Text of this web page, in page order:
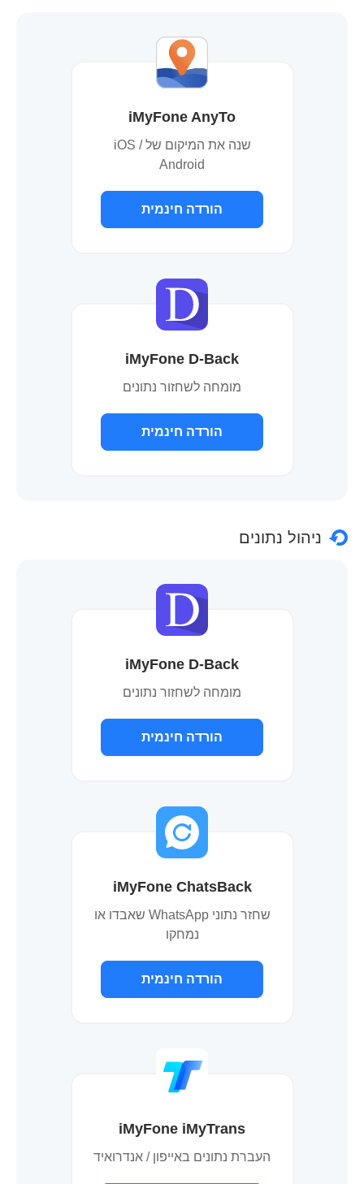
iMyFone AnyTo
שנה את המיקום של iOS /
Android
הורדה חינמית
iMyFone D-Back
מומחה לשחזור נתונים
הורדה חינמית
ניהול נתונים
iMyFone D-Back
מומחה לשחזור נתונים
הורדה חינמית
iMyFone ChatsBack
שחזר נתוני WhatsApp שאבדו או
נמחקו
הורדה חינמית
iMyFone iMyTrans
העברת נתונים באייפון / אנדרואיד